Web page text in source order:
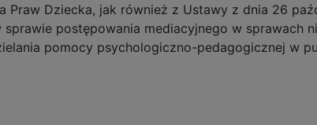
Dziecka, jak również z Ustawy z dnia 26
postępowania mediacyjnego w sprawach
pomocy psychologiczno-pedagogicznej w